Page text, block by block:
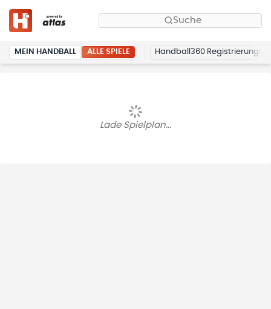
Suche
MEIN HANDBALL ALLE SPIELE Handball360 Registrierung
Lade Spielplan...